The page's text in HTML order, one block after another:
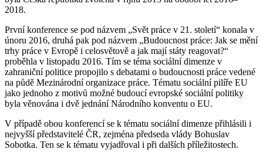
2018.
První konference se pod názvem „Svět práce v 21. století“ konala v
únoru 2016, druhá pak pod názvem „Budoucnost práce: Jak se mění
trhy práce v Evropě i celosvětově a jak mají státy reagovat?“
proběhla v listopadu 2016. Tím se téma sociální dimenze v
zahraniční politice propojilo s debatami o budoucnosti práce vedené
na půdě Mezinárodní organizace práce. Tématu sociální pilíře EU
jako jednoho z motivů možné budoucí evropské sociální politiky
byla věnována i dvě jednání Národního konventu o EU.
V případě obou konferencí se k tématu sociální dimenze přihlásili i
nejvyšší představitelé ČR, zejména předseda vlády Bohuslav
Sobotka. Ten se k tématu vyjadřoval i při dalších příležitostech.